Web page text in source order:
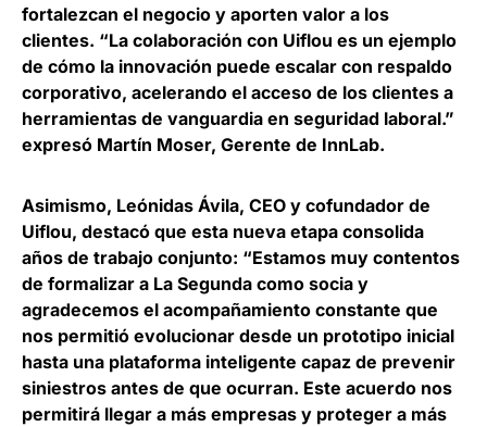
fortalezcan el negocio y aporten valor a los
clientes. “La colaboración con Uiflou es un ejemplo
de cómo la innovación puede escalar con respaldo
corporativo, acelerando el acceso de los clientes a
herramientas de vanguardia en seguridad laboral.”
expresó Martín Moser, Gerente de InnLab.
Asimismo, Leónidas Ávila, CEO y cofundador de
Uiflou, destacó que esta nueva etapa consolida
años de trabajo conjunto: “Estamos muy contentos
de formalizar a La Segunda como socia y
agradecemos el acompañamiento constante que
nos permitió evolucionar desde un prototipo inicial
hasta una plataforma inteligente capaz de prevenir
siniestros antes de que ocurran. Este acuerdo nos
permitirá llegar a más empresas y proteger a más